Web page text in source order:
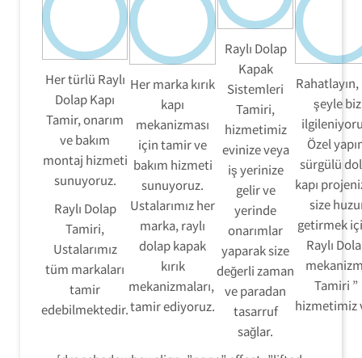
Her türlü Raylı
Dolap Kapı
Tamir, onarım
ve bakım
montaj hizmeti
sunuyoruz.
Raylı Dolap
Tamiri,
Ustalarımız
tüm markaları
tamir
edebilmektedir.
Her marka kırık
kapı
mekanizması
için tamir ve
bakım hizmeti
sunuyoruz.
Ustalarımız her
marka, raylı
dolap kapak
kırık
mekanizmaları,
tamir ediyoruz.
Raylı Dolap
Kapak
Sistemleri
Tamiri,
hizmetimiz
evinize veya
iş yerinize
gelir ve
yerinde
onarımlar
yaparak size
değerli zaman
ve paradan
tasarruf
sağlar.
şeyle biz
Özel
sürgülü
kapı
size
getirmek
Raylı
Tamiri ”
hizmetimiz